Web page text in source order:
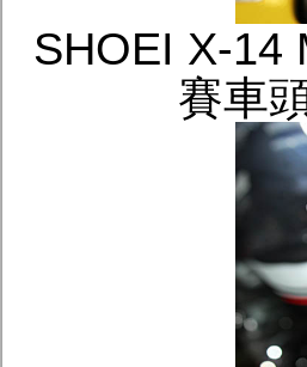
SHOEI X-14
賽車